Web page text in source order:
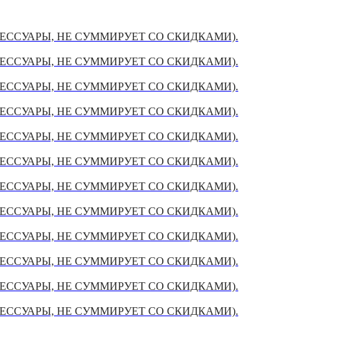
НЕ СУММИРУЕТ СО СКИДКАМИ).
НЕ СУММИРУЕТ СО СКИДКАМИ).
НЕ СУММИРУЕТ СО СКИДКАМИ).
НЕ СУММИРУЕТ СО СКИДКАМИ).
НЕ СУММИРУЕТ СО СКИДКАМИ).
НЕ СУММИРУЕТ СО СКИДКАМИ).
НЕ СУММИРУЕТ СО СКИДКАМИ).
НЕ СУММИРУЕТ СО СКИДКАМИ).
НЕ СУММИРУЕТ СО СКИДКАМИ).
НЕ СУММИРУЕТ СО СКИДКАМИ).
НЕ СУММИРУЕТ СО СКИДКАМИ).
НЕ СУММИРУЕТ СО СКИДКАМИ).